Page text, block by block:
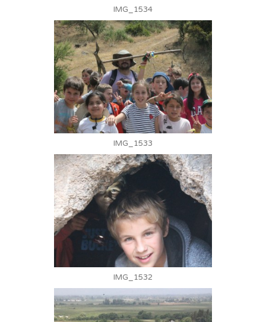
IMG_1534
IMG_1533
IMG_1532